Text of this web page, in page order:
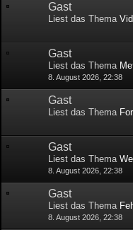
Gast
Liest das Thema
Gast
Liest das Thema
8. August 2026, 22:38
Gast
Liest das Thema
Gast
Liest das Thema
8. August 2026, 22:38
Gast
Liest das Thema
8. August 2026, 22:38